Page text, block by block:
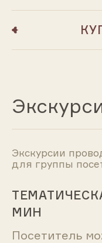
Экскурсии
для группы
МИН
Посетитель